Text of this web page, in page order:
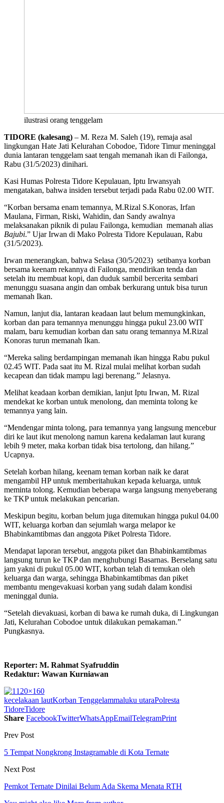
ilustrasi orang tenggelam
TIDORE (kalesang) – M. Reza M. Saleh (19), remaja asal
lingkungan Hate Jati Kelurahan Cobodoe, Tidore Timur meninggal
dunia lantaran tenggelam saat tengah memanah ikan di Failonga,
Rabu (31/5/2023) dinihari.
Kasi Humas Polresta Tidore Kepulauan, Iptu Irwansyah
mengatakan, bahwa insiden tersebut terjadi pada Rabu 02.00 WIT.
“Korban bersama enam temannya, M.Rizal S.Konoras, Irfan
Maulana, Firman, Riski, Wahidin, dan Sandy awalnya
melaksanakan piknik di pulau Failonga, kemudian memanah alias
Bajubi.” Ujar Irwan di Mako Polresta Tidore Kepulauan, Rabu
(31/5/2023).
Irwan menerangkan, bahwa Selasa (30/5/2023) setibanya korban
bersama keenam rekannya di Failonga, mendirikan tenda dan
setelah itu membuat kopi, dan duduk sambil bercerita sembari
menunggu suasana angin dan ombak berkurang untuk bisa turun
memanah Ikan.
Namun, lanjut dia, lantaran keadaan laut belum memungkinkan,
korban dan para temannya menunggu hingga pukul 23.00 WIT
malam, baru kemudian korban dan satu orang temannya M.Rizal
Konoras turun memanah Ikan.
“Mereka saling berdampingan memanah ikan hingga Rabu pukul
02.45 WIT. Pada saat itu M. Rizal mulai melihat korban sudah
kecapean dan tidak mampu lagi berenang.” Jelasnya.
Melihat keadaan korban demikian, lanjut Iptu Irwan, M. Rizal
mendekat ke korban untuk menolong, dan meminta tolong ke
temannya yang lain.
“Mendengar minta tolong, para temannya yang langsung mencebur
diri ke laut ikut menolong namun karena kedalaman laut kurang
lebih 9 meter, maka korban tidak bisa tertolong, dan hilang.”
Ucapnya.
Setelah korban hilang, keenam teman korban naik ke darat
mengambil HP untuk memberitahukan kepada keluarga, untuk
meminta tolong. Kemudian beberapa warga langsung menyeberang
ke TKP untuk melakukan pencarian.
Meskipun begitu, korban belum juga ditemukan hingga pukul 04.00
WIT, keluarga korban dan sejumlah warga melapor ke
Bhabinkamtibmas dan anggota Piket Polresta Tidore.
Mendapat laporan tersebut, anggota piket dan Bhabinkamtibmas
langsung turun ke TKP dan menghubungi Basarnas. Berselang satu
jam yakni di pukul 05.00 WIT, korban telah di temukan oleh
keluarga dan warga, sehingga Bhabinkamtibmas dan piket
membantu mengevakuasi korban yang sudah dalam kondisi
meninggal dunia.
“Setelah dievakuasi, korban di bawa ke rumah duka, di Lingkungan
Jati, Kelurahan Cobodoe untuk dilakukan pemakaman.”
Pungkasnya.
Reporter: M. Rahmat Syafruddin
Redaktur: Wawan Kurniawan
kecelakaan lautKorban Tenggelammaluku utaraPolresta
TidoreTidore
Share FacebookTwitterWhatsAppEmailTelegramPrint
Prev Post
5 Tempat Nongkrong Instagramable di Kota Ternate
Next Post
Pemkot Ternate Dinilai Belum Ada Skema Menata RTH